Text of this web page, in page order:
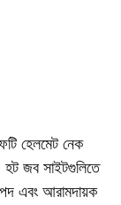
হেলমেট নেক
জব সাইটগুলিতে
এবং আরামদায়ক